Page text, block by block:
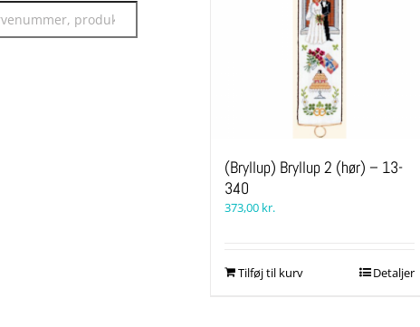
(Bryllup) Bryllup 2 (hør) – 13-
340
373,00 kr.
Tilføj til kurv Detaljer